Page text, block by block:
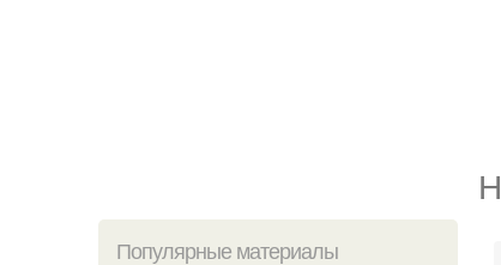
Популярные материалы